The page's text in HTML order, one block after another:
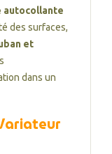
autocollante
des surfaces,
et
dans un